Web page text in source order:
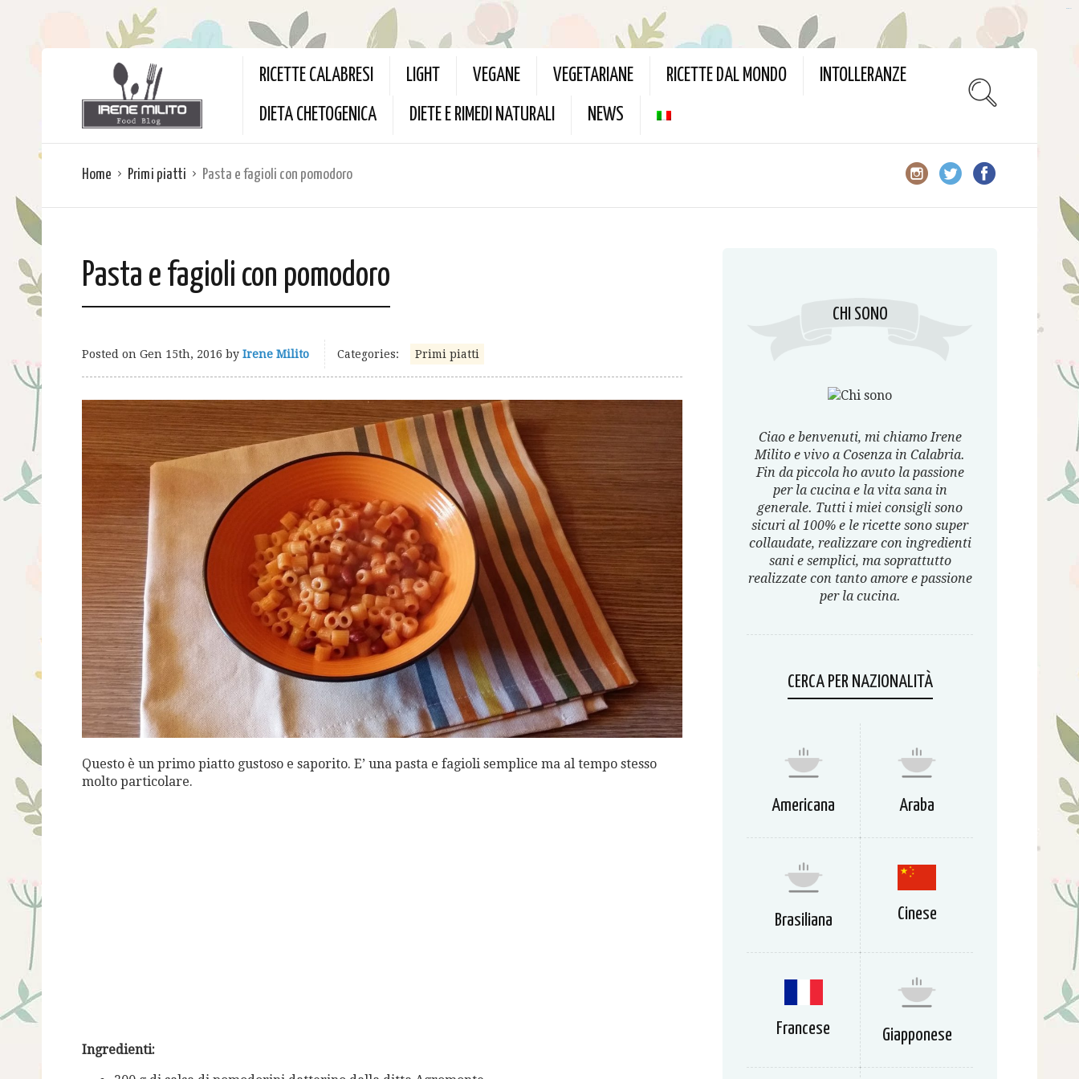
RICETTE CALABRESI LIGHT VEGANE VEGETARIANE RICETTE DAL MONDO INTOLLERANZE
DIETA CHETOGENICA DIETE E RIMEDI NATURALI NEWS
Home Primi piatti Pasta e fagioli con pomodoro
Pasta e fagioli con pomodoro
Posted on Gen 15th, 2016 by Irene Milito Categories: Primi piatti
Questo è un primo piatto gustoso e saporito. E’ una pasta e fagioli semplice ma al tempo stesso
molto particolare.
Ingredienti:
CHI SONO
Ciao e benvenuti, mi chiamo Irene
Milito e vivo a Cosenza in Calabria.
Fin da piccola ho avuto la passione
per la cucina e la vita sana in
generale. Tutti i miei consigli sono
sicuri al 100% e le ricette sono super
collaudate, realizzare con ingredienti
sani e semplici, ma soprattutto
realizzate con tanto amore e passione
per la cucina.
CERCA PER NAZIONALITÀ
Americana Araba
Brasiliana Cinese
Francese Giapponese